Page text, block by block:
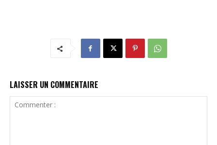
LAISSER UN COMMENTAIRE